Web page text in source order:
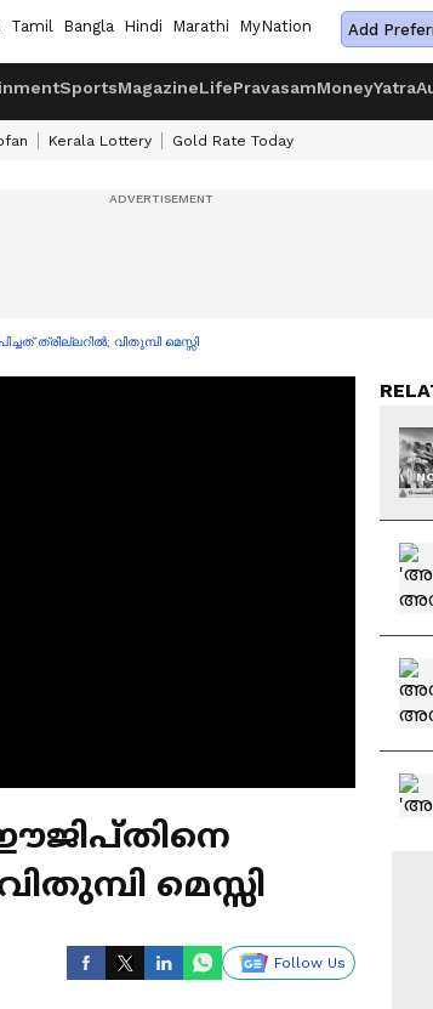
Tamil Bangla Hindi Marathi MyNation Add
SportsMagazineLifePravasamMoneyYatra
Kerala Lottery Gold Rate Today
ത്രില്ലറിൽ; വിതുമ്പി മെസ്സി
ഈജിപ്തിനെ
മെസ്സി
Follow Us